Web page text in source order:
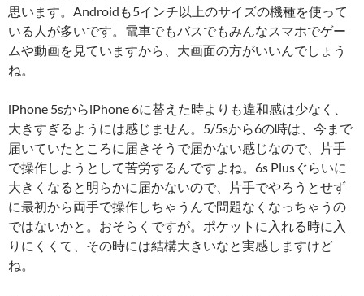
思います。Androidも5インチ以上のサイズの機種を使って
いる人が多いです。電車でもバスでもみんなスマホでゲー
ムや動画を見ていますから、大画面の方がいいんでしょう
ね。
iPhone 5sからiPhone 6に替えた時よりも違和感は少なく、
大きすぎるようには感じません。5/5sから6の時は、今まで
届いていたところに届きそうで届かない感じなので、片手
で操作しようとして苦労するんですよね。6s Plusぐらいに
大きくなると明らかに届かないので、片手でやろうとせず
に最初から両手で操作しちゃうんで問題なくなっちゃうの
ではないかと。おそらくですが。ポケットに入れる時に入
りにくくて、その時には結構大きいなと実感しますけど
ね。